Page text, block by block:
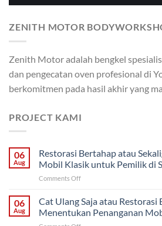
ZENITH MOTOR
Zenith Motor adalah bengkel
dan pengecatan oven profesional di
berkomitmen pada hasil akhir yang
PROJECT KAMI
06
Aug
Restorasi Bertahap atau
Mobil Klasik untuk Pemilik di
Comments Offon
Bertahap
atau
Sekaligus?
06
Aug
Cat Ulang Saja atau Restorasi
Menentukan Penanganan